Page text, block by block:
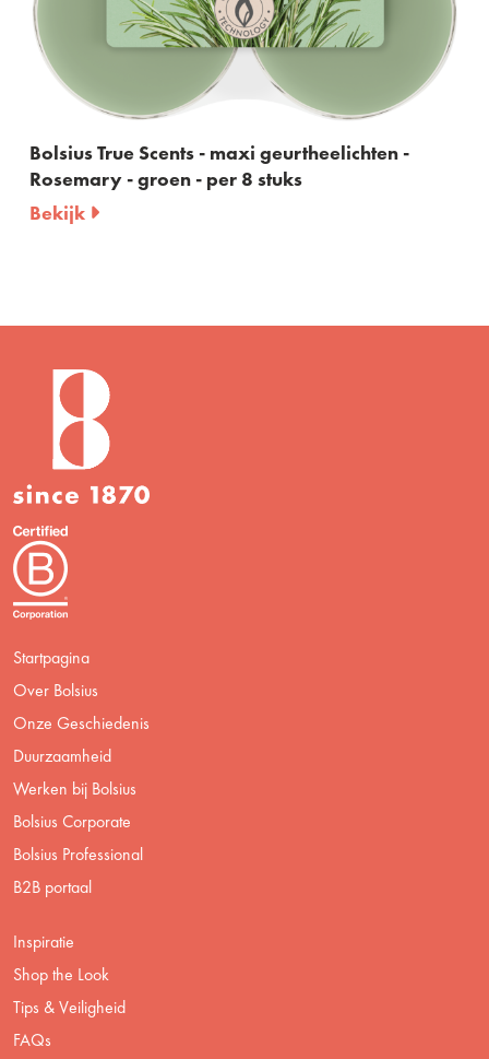
Scents - maxi geurtheelichten -
- groen - per 8 stuks
Bolsius
Startpagina
Over Bolsius
Onze Geschiedenis
Duurzaamheid
Werken bij Bolsius
Bolsius Corporate
Bolsius Professional
B2B portaal
Inspiratie
Shop the Look
Tips & Veiligheid
FAQs